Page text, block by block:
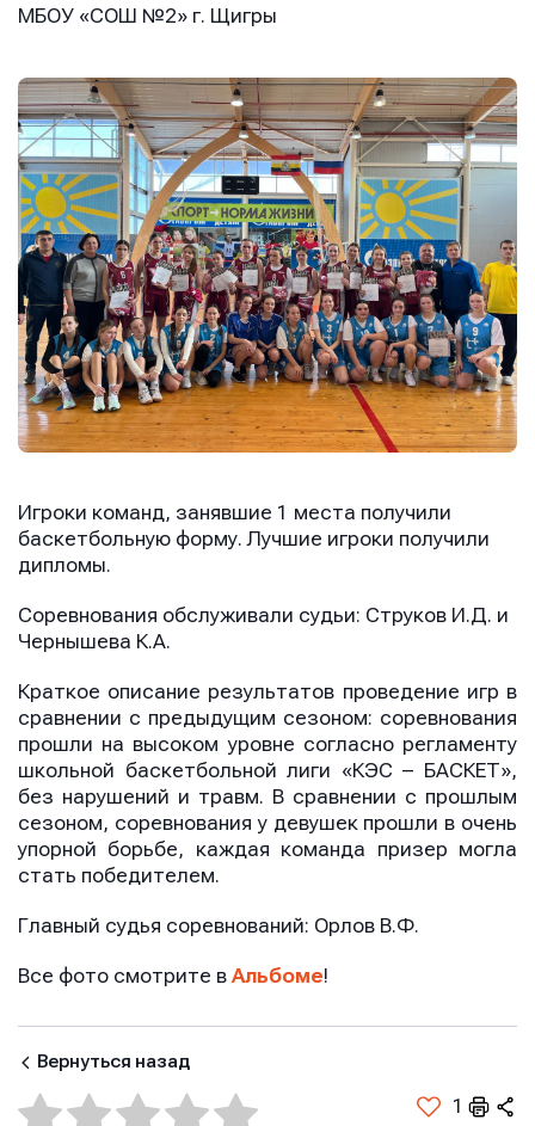
МБОУ «СОШ №2» г. Щигры
Игроки команд, занявшие 1 места получили
баскетбольную форму. Лучшие игроки получили
дипломы.
Соревнования обслуживали судьи: Струков И.Д. и
Чернышева К.А.
Краткое описание результатов проведение игр в
сравнении с предыдущим сезоном: соревнования
прошли на высоком уровне согласно регламенту
школьной баскетбольной лиги «КЭС – БАСКЕТ»,
без нарушений и травм. В сравнении с прошлым
сезоном, соревнования у девушек прошли в очень
упорной борьбе, каждая команда призер могла
стать победителем.
Главный судья соревнований: Орлов В.Ф.
Все фото смотрите в Альбоме!
Вернуться назад
1
E-mail
Телефон
Сообщение
Нажимая кнопку “Отправить”, вы соглашаетесь с
условиями обработки персональных данных
E-mail
Телефон
Сообщение
Нажимая кнопку “Отправить”, вы соглашаетесь с
условиями обработки персональных данных
Имя
E-mail
Телефон
Сообщение
Нажимая кнопку “Отправить”, вы соглашаетесь с
условиями обработки персональных данных